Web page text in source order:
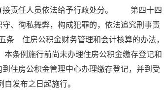
接责任人员依法给予行政处分。 第四十四
、徇私舞弊，构成犯罪的，依法追究刑事责
住房公积金财务管理和会计核算的办法，
例施行前尚未办理住房公积金缴存登记和
住房公积金管理中心办理缴存登记，并到受
发布之日起施行。